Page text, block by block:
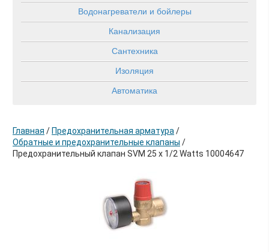
Водонагреватели и бойлеры
Канализация
Сантехника
Изоляция
Автоматика
Главная / Предохранительная арматура/
Обратные и предохранительные клапаны /
Предохранительный клапан SVM 25 x 1/2 Watts 10004647
в корзину